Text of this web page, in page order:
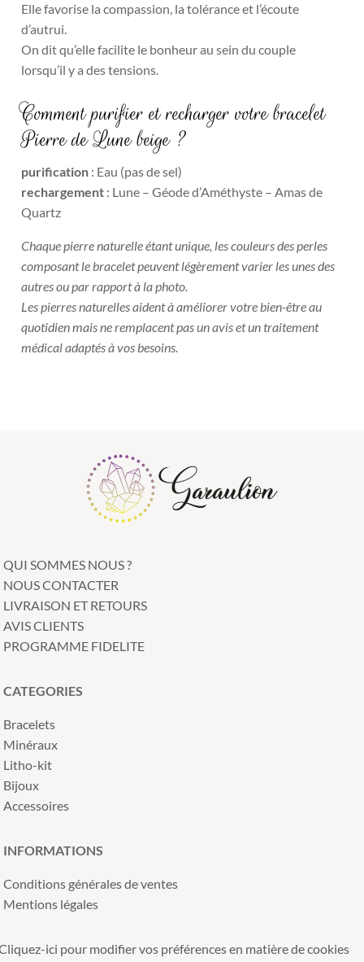
Elle favorise la compassion, la tolérance et l’écoute
d’autrui.
On dit qu’elle facilite le bonheur au sein du couple
lorsqu’il y a des tensions.
Comment purifier et recharger votre bracelet
Pierre de Lune beige ?
purification : Eau (pas de sel)
rechargement : Lune – Géode d’Améthyste – Amas de
Quartz
Chaque pierre naturelle étant unique, les couleurs des perles
composant le bracelet peuvent légèrement varier les unes des
autres ou par rapport à la photo.
Les pierres naturelles aident à améliorer votre bien-être au
quotidien mais ne remplacent pas un avis et un traitement
médical adaptés à vos besoins.
QUI SOMMES NOUS ?
NOUS CONTACTER
LIVRAISON ET RETOURS
AVIS CLIENTS
PROGRAMME FIDELITE
CATEGORIES
Bracelets
Minéraux
Litho-kit
Bijoux
Accessoires
INFORMATIONS
Conditions générales de ventes
Mentions légales
ici pour modifier vos préférences en matière de cookies